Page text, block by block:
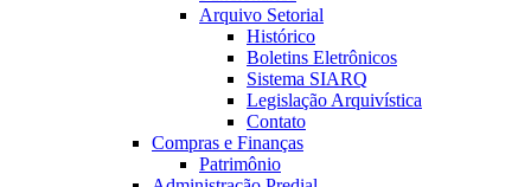
Arquivo Setorial
Histórico
Boletins Eletrônicos
Sistema SIARQ
Legislação Arquivística
Contato
Compras e Finanças
Patrimônio